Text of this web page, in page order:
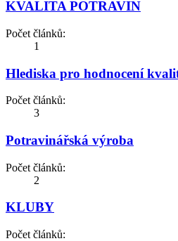
KVALITA POTRAVIN
Počet článků:
1
Hlediska pro hodnocení
Počet článků:
3
Potravinářská výroba
Počet článků:
2
KLUBY
Počet článků: